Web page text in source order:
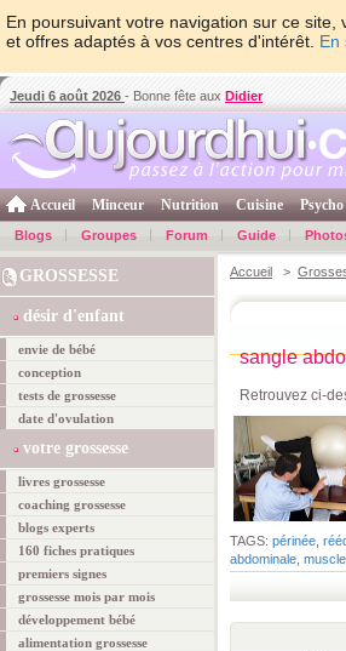
En poursuivant votre navigation sur ce
et offres adaptés à vos centres d'intérêt. En
Jeudi 6 août 2026 - Bonne fête aux Didier
Accueil Minceur Nutrition Cuisine
Blogs Groupes Forum Guide
GROSSESSE
désir d'enfant
envie de bébé
conception
tests de grossesse
date d'ovulation
votre grossesse
livres grossesse
coaching grossesse
blogs experts
160 fiches pratiques
premiers signes
grossesse mois par mois
développement bébé
alimentation grossesse
Accueil >
sangle
Retrouvez ci-
TAGS: périnée
abdominale